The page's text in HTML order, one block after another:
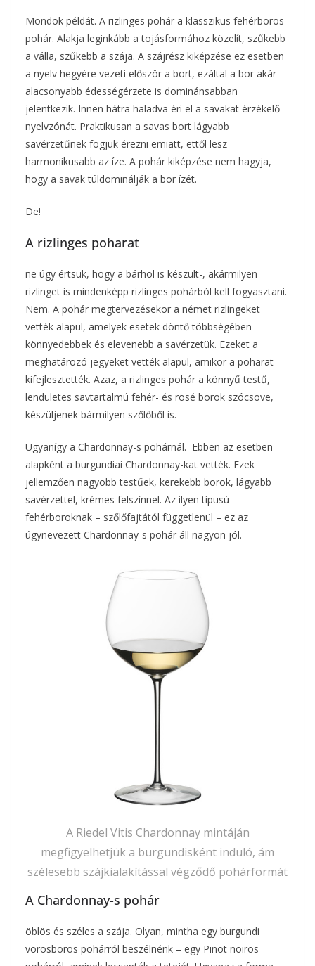
Mondok példát. A rizlinges pohár a klasszikus fehérboros
pohár. Alakja leginkább a tojásformához közelít, szűkebb
a válla, szűkebb a szája. A szájrész kiképzése ez esetben
a nyelv hegyére vezeti először a bort, ezáltal a bor akár
alacsonyabb édességérzete is dominánsabban
jelentkezik. Innen hátra haladva éri el a savakat érzékelő
nyelvzónát. Praktikusan a savas bort lágyabb
savérzetűnek fogjuk érezni emiatt, ettől lesz
harmonikusabb az íze. A pohár kiképzése nem hagyja,
hogy a savak túldominálják a bor ízét.
De!
A rizlinges poharat
ne úgy értsük, hogy a bárhol is készült-, akármilyen
rizlinget is mindenképp rizlinges pohárból kell fogyasztani.
Nem. A pohár megtervezésekor a német rizlingeket
vették alapul, amelyek esetek döntő többségében
könnyedebbek és elevenebb a savérzetük. Ezeket a
meghatározó jegyeket vették alapul, amikor a poharat
kifejlesztették. Azaz, a rizlinges pohár a könnyű testű,
lendületes savtartalmú fehér- és rosé borok szócsöve,
készüljenek bármilyen szőlőből is.
Ugyanígy a Chardonnay-s pohárnál. Ebben az esetben
alapként a burgundiai Chardonnay-kat vették. Ezek
jellemzően nagyobb testűek, kerekebb borok, lágyabb
savérzettel, krémes felszínnel. Az ilyen típusú
fehérboroknak – szőlőfajtától függetlenül – ez az
úgynevezett Chardonnay-s pohár áll nagyon jól.
A Riedel Vitis Chardonnay mintáján
megfigyelhetjük a burgundisként induló, ám
szélesebb szájkialakítással végződő pohárformát
A Chardonnay-s pohár
öblös és széles a szája. Olyan, mintha egy burgundi
vörösboros pohárról beszélnénk – egy Pinot noiros